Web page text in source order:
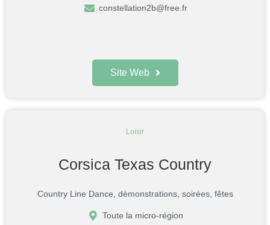
constellation2b@free.fr
Site Web
Loisir
Corsica Texas Country
Country Line Dance, démonstrations, soirées, fêtes
Toute la micro-région